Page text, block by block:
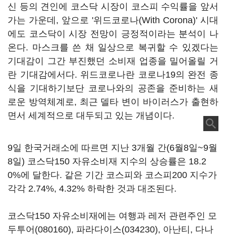
신 등의 견인에 코스닥 시장이 코스피 수익률을 앞서
가는 가운데, 앞으로 '위드코로나(With Corona)' 시대
에도 코스닥이 시장 전망이 긍정적이라는 분석이 나
온다. 마스크를 쓴 채 일상으로 복귀할 수 있겠다는
기대감이 그간 부진했던 소비재 업종을 밀어올릴 거
란 기대감에서다. 위드코로나란 코로나19의 완전 종
식을 기대하기보단 코로나와의 공존을 준비하는 새
로운 방역체계로, 최근 델타 변이 바이러스가 출현하
면서 세계적으로 대두되고 있는 개념이다.
9일 한국거래소에 따르면 지난 3개월 간(6월8일~9월
8일) 코스닥150 자유소비재 지수의 상승률은 18.2
0%에 달한다. 같은 기간 코스피와 코스피200 지수가
각각 2.74%, 4.32% 하락한 것과 대조된다.
코스닥150 자유소비재에는 여행과 레저 관련주인 모
두투어(080160), 파라다이스(034230), 아난티, 다나